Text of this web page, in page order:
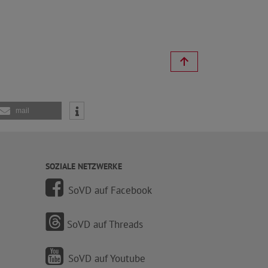
mail
SOZIALE NETZWERKE
SoVD auf Facebook
SoVD auf Threads
SoVD auf Youtube